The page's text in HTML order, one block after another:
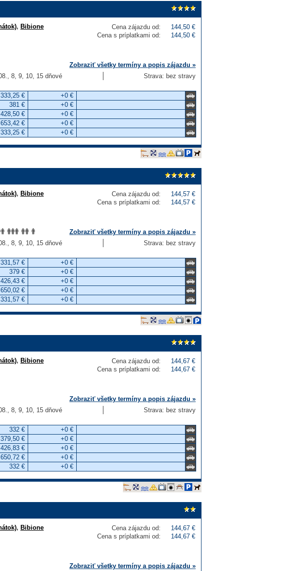
Cena zájazdu od:
144,50 €
Cena s príplatkami od:
144,50 €
, Bibione
Zobraziť všetky termíny a popis zájazdu »
8, 9, 10, 15 dňové Strava: bez stravy
333,25 €
+0 €
381 €
+0 €
428,50 €
+0 €
653,42 €
+0 €
333,25 € +0 €
Cena zájazdu od:
144,57 €
Cena s príplatkami od:
144,57 €
, Bibione
Zobraziť všetky termíny a popis zájazdu »
8, 9, 10, 15 dňové Strava: bez stravy
331,57 €
+0 €
379 €
+0 €
426,43 €
+0 €
650,02 €
+0 €
331,57 € +0 €
Cena zájazdu od:
144,67 €
Cena s príplatkami od:
144,67 €
, Bibione
Zobraziť všetky termíny a popis zájazdu »
8, 9, 10, 15 dňové Strava: bez stravy
332 €
+0 €
379,50 €
+0 €
426,83 €
+0 €
650,72 €
+0 €
332 € +0 €
Cena zájazdu od:
144,67 €
Cena s príplatkami od:
144,67 €
, Bibione
Zobraziť všetky termíny a popis zájazdu »